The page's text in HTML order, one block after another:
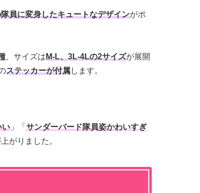
員に変身したキュートなデザインがポ
、サイズはM-L、3L-4Lの2サイズが展開
ステッカーが付属します。
い 」「 サンダーバード隊員姿かわいすぎ
がりました。